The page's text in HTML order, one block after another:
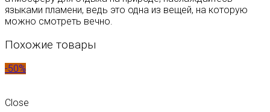
языками пламени, ведь это одна из вещей, на которую
можно смотреть вечно.
Похожие товары
-50%
Close